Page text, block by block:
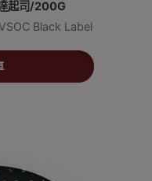
起司/200G
Black Label